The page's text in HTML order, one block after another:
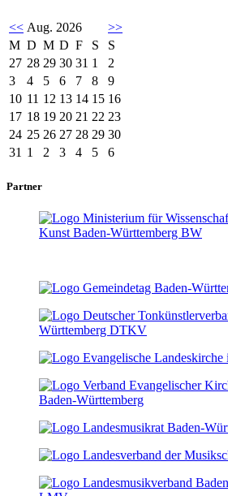
<< Aug. 2026
>>
M D M D F S
S
27 28 29 30 31 1
2
3
4 5 6 7 8
9
10 11 12 13 14 15 16
17 18 19 20 21 22 23
24 25 26 27 28 29 30
31 1 2 3 4 5 6
Partner